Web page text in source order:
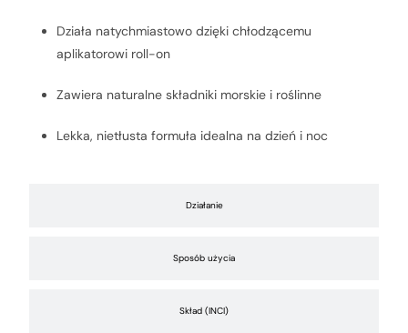
Działanie
Sposób użycia
Skład (INCI)
Działa natychmiastowo dzięki chłodzącemu
aplikatorowi roll-on
Zawiera naturalne składniki morskie i roślinne
Lekka, nietłusta formuła idealna na dzień i noc